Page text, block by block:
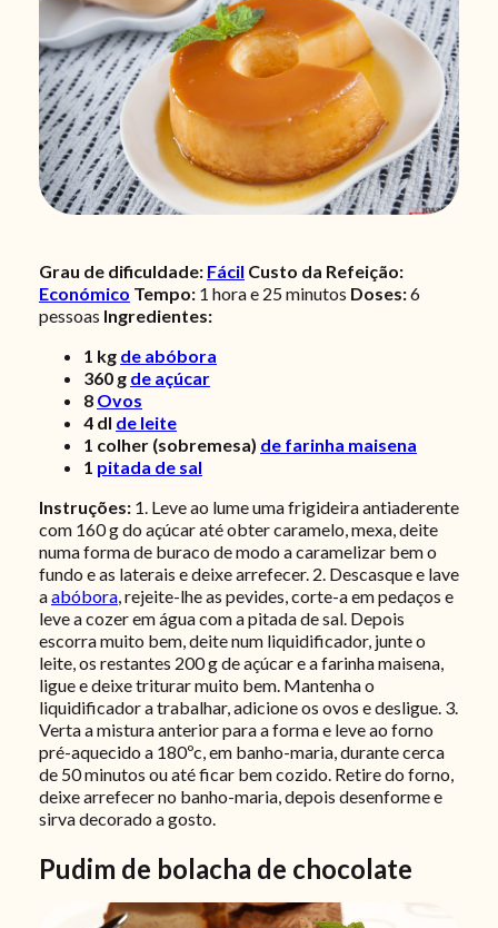
Grau de dificuldade: Fácil Custo da Refeição:
Económico Tempo: 1 hora e 25 minutos Doses:6
pessoas Ingredientes:
1 kg de abóbora
360 g de açúcar
8 Ovos
4 dl de leite
1 colher (sobremesa) de farinha maisena
1 pitada de sal
Instruções: 1. Leve ao lume uma frigideira antiaderente
com 160 g do açúcar até obter caramelo, mexa, deite
numa forma de buraco de modo a caramelizar bem o
fundo e as laterais e deixe arrefecer. 2. Descasque e lave
aabóbora , rejeite-lhe as pevides, corte-a em pedaços e
leve a cozer em água com a pitada de sal. Depois
escorra muito bem, deite num liquidificador, junte o
leite, os restantes 200 g de açúcar e a farinha maisena,
ligue e deixe triturar muito bem. Mantenha o
liquidificador a trabalhar, adicione os ovos e desligue. 3.
Verta a mistura anterior para a forma e leve ao forno
pré-aquecido a 180ºc, em banho-maria, durante cerca
de 50 minutos ou até ficar bem cozido. Retire do forno,
deixe arrefecer no banho-maria, depois desenforme e
sirva decorado a gosto.
Pudim de bolacha de chocolate